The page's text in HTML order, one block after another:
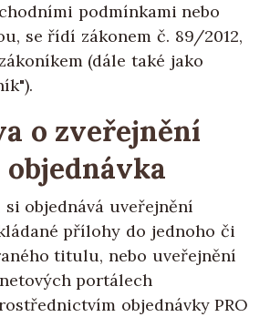
podmínkami nebo
se řídí zákonem č. 89/2012,
(dále také jako
o zveřejnění
si objednává uveřejnění
přílohy do jednoho či
titulu, nebo uveřejnění
portálech
objednávky PRO